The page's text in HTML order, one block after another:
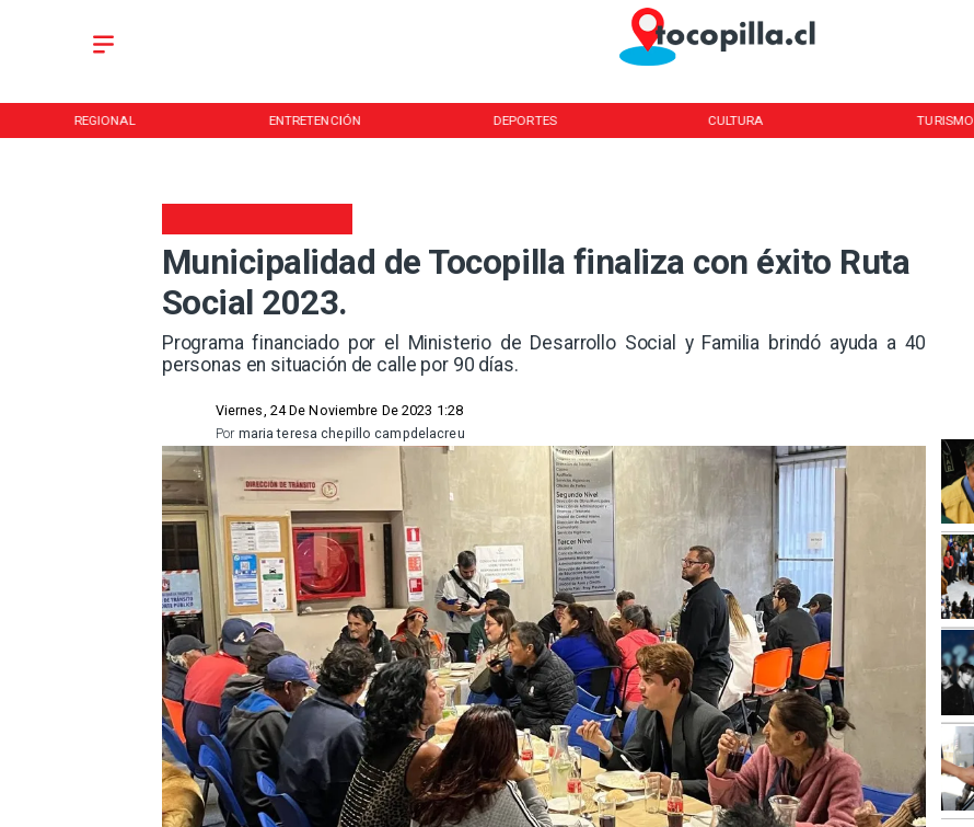
REGIONAL ENTRETENCIÓN DEPORTES CULTURA TURISMO
Municipalidad de Tocopilla finaliza con éxito Ruta
Social 2023.
Programa financiado por el Ministerio de Desarrollo Social y Familia brindó ayuda a 40
personas en situación de calle por 90 días.
Viernes, 24 De Noviembre De 2023 1:28
maria teresa chepillo campdelacreu
Por